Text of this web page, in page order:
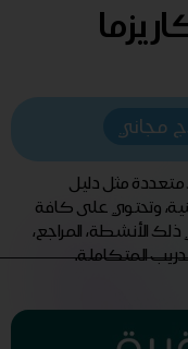
مجاني
متعددة مثل دليل
وتحتوي على كافة
ذلك الأنشطة، المراجع،
المتكاملة.